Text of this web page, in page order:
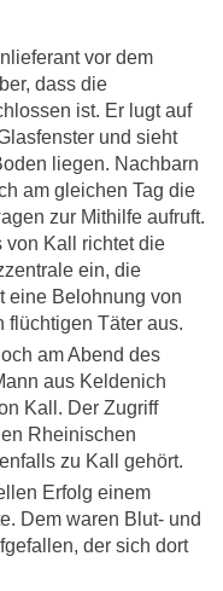
vor dem
dass die
ist. Er lugt auf
und sieht
liegen. Nachbarn
am gleichen Tag die
zur Mithilfe aufruft.
von Kall richtet die
ein, die
eine Belohnung von
flüchtigen Täter aus.
am Abend des
aus Keldenich
Kall. Der Zugriff
Rheinischen
zu Kall gehört.
Erfolg einem
Dem waren Blut- und
der sich dort